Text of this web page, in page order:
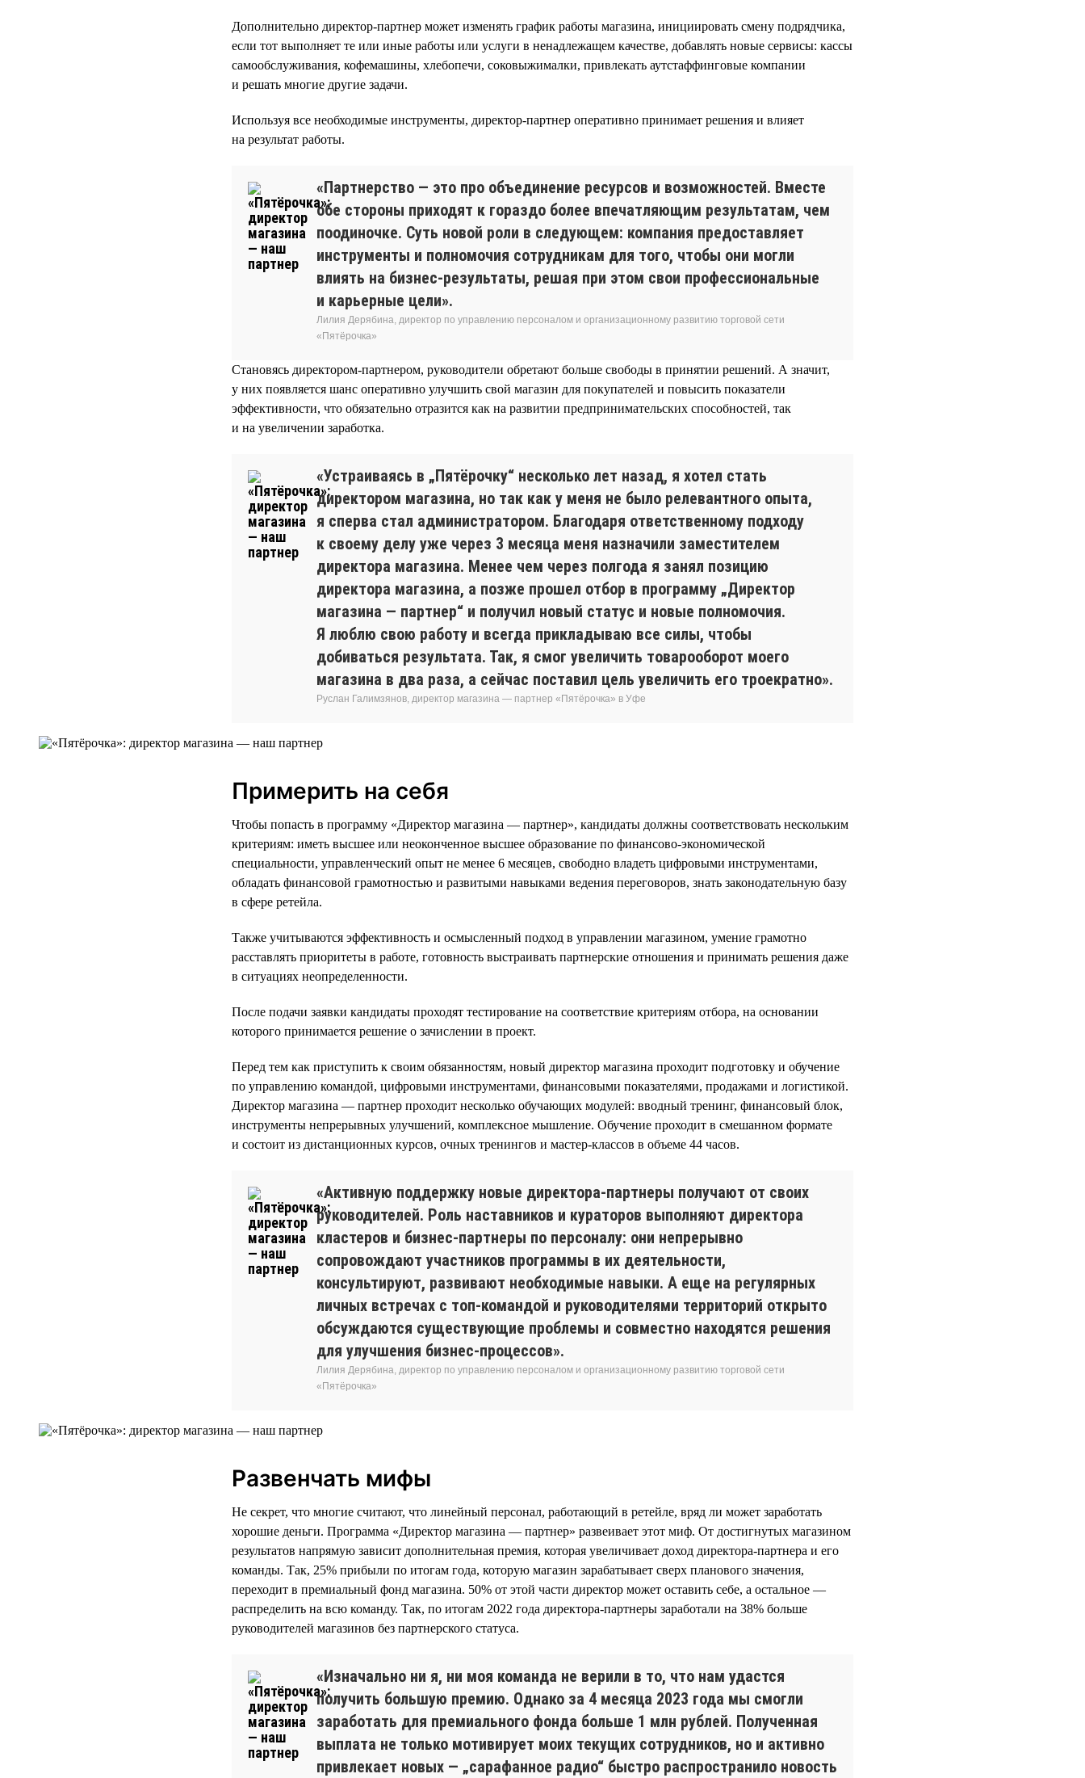
Дополнительно директор-партнер может изменять график работы магазина, инициировать смену подрядчика,
если тот выполняет те или иные работы или услуги в ненадлежащем качестве, добавлять новые сервисы: кассы
самообслуживания, кофемашины, хлебопечи, соковыжималки, привлекать аутстаффинговые компании
и решать многие другие задачи.
Используя все необходимые инструменты, директор-партнер оперативно принимает решения и влияет
на результат работы.
«Партнерство — это про объединение ресурсов и возможностей. Вместе
обе стороны приходят к гораздо более впечатляющим результатам, чем
поодиночке. Суть новой роли в следующем: компания предоставляет
инструменты и полномочия сотрудникам для того, чтобы они могли
влиять на бизнес-результаты, решая при этом свои профессиональные
и карьерные цели».
Лилия Дерябина, директор по управлению персоналом и организационному развитию торговой сети
«Пятёрочка»
Становясь директором-партнером, руководители обретают больше свободы в принятии решений. А значит,
у них появляется шанс оперативно улучшить свой магазин для покупателей и повысить показатели
эффективности, что обязательно отразится как на развитии предпринимательских способностей, так
и на увеличении заработка.
«Устраиваясь в „Пятёрочку“ несколько лет назад, я хотел стать
директором магазина, но так как у меня не было релевантного опыта,
я сперва стал администратором. Благодаря ответственному подходу
к своему делу уже через 3 месяца меня назначили заместителем
директора магазина. Менее чем через полгода я занял позицию
директора магазина, а позже прошел отбор в программу „Директор
магазина — партнер“ и получил новый статус и новые полномочия.
Я люблю свою работу и всегда прикладываю все силы, чтобы
добиваться результата. Так, я смог увеличить товарооборот моего
магазина в два раза, а сейчас поставил цель увеличить его троекратно».
Руслан Галимзянов, директор магазина — партнер «Пятёрочка» в Уфе
Примерить на себя
Чтобы попасть в программу «Директор магазина — партнер», кандидаты должны соответствовать нескольким
критериям: иметь высшее или неоконченное высшее образование по финансово-экономической
специальности, управленческий опыт не менее 6 месяцев, свободно владеть цифровыми инструментами,
обладать финансовой грамотностью и развитыми навыками ведения переговоров, знать законодательную базу
в сфере ретейла.
Также учитываются эффективность и осмысленный подход в управлении магазином, умение грамотно
расставлять приоритеты в работе, готовность выстраивать партнерские отношения и принимать решения даже
в ситуациях неопределенности.
После подачи заявки кандидаты проходят тестирование на соответствие критериям отбора, на основании
которого принимается решение о зачислении в проект.
Перед тем как приступить к своим обязанностям, новый директор магазина проходит подготовку и обучение
по управлению командой, цифровыми инструментами, финансовыми показателями, продажами и логистикой.
Директор магазина — партнер проходит несколько обучающих модулей: вводный тренинг, финансовый блок,
инструменты непрерывных улучшений, комплексное мышление. Обучение проходит в смешанном формате
и состоит из дистанционных курсов, очных тренингов и мастер-классов в объеме 44 часов.
«Активную поддержку новые директора-партнеры получают от своих
руководителей. Роль наставников и кураторов выполняют директора
кластеров и бизнес-партнеры по персоналу: они непрерывно
сопровождают участников программы в их деятельности,
консультируют, развивают необходимые навыки. А еще на регулярных
личных встречах с топ-командой и руководителями территорий открыто
обсуждаются существующие проблемы и совместно находятся решения
для улучшения бизнес-процессов».
Лилия Дерябина, директор по управлению персоналом и организационному развитию торговой сети
«Пятёрочка»
Развенчать мифы
Не секрет, что многие считают, что линейный персонал, работающий в ретейле, вряд ли может заработать
хорошие деньги. Программа «Директор магазина — партнер» развеивает этот миф. От достигнутых магазином
результатов напрямую зависит дополнительная премия, которая увеличивает доход директора-партнера и его
команды. Так, 25% прибыли по итогам года, которую магазин зарабатывает сверх планового значения,
переходит в премиальный фонд магазина. 50% от этой части директор может оставить себе, а остальное —
распределить на всю команду. Так, по итогам 2022 года директора-партнеры заработали на 38% больше
руководителей магазинов без партнерского статуса.
«Изначально ни я, ни моя команда не верили в то, что нам удастся
получить большую премию. Однако за 4 месяца 2023 года мы смогли
заработать для премиального фонда больше 1 млн рублей. Полученная
выплата не только мотивирует моих текущих сотрудников, но и активно
привлекает новых — „сарафанное радио“ быстро распространило новость